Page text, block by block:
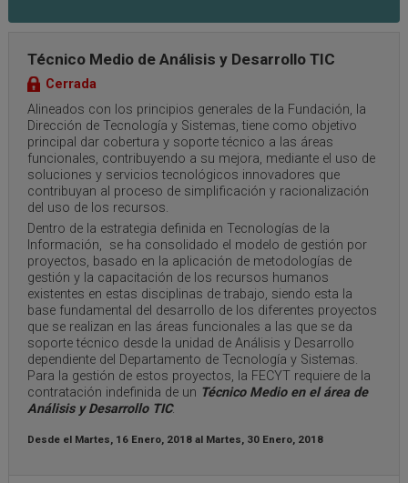
Técnico Medio de Análisis y Desarrollo TIC
Cerrada
Alineados con los principios generales de la Fundación, la
Dirección de Tecnología y Sistemas, tiene como objetivo
principal dar cobertura y soporte técnico a las áreas
funcionales, contribuyendo a su mejora, mediante el uso de
soluciones y servicios tecnológicos innovadores que
contribuyan al proceso de simplificación y racionalización
del uso de los recursos.
Dentro de la estrategia definida en Tecnologías de la
Información, se ha consolidado el modelo de gestión por
proyectos, basado en la aplicación de metodologías de
gestión y la capacitación de los recursos humanos
existentes en estas disciplinas de trabajo, siendo esta la
base fundamental del desarrollo de los diferentes proyectos
que se realizan en las áreas funcionales a las que se da
soporte técnico desde la unidad de Análisis y Desarrollo
dependiente del Departamento de Tecnología y Sistemas.
Para la gestión de estos proyectos, la FECYT requiere de la
contratación indefinida de un Técnico Medio en el área de
Análisis y Desarrollo TIC.
Desde el Martes, 16 Enero, 2018al Martes, 30 Enero, 2018